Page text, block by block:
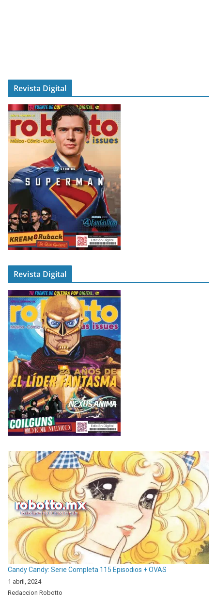
Revista Digital
Revista Digital
Candy Candy: Serie Completa 115 Episodios + OVAS
1 abril, 2024
Redaccion Robotto